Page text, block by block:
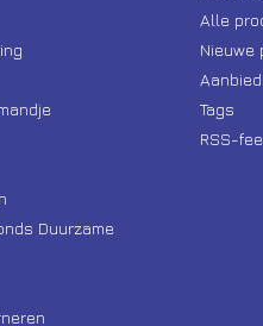
Duurzame
Alle
Nieuwe
Tags
RSS-